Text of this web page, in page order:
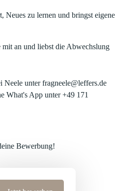
Neues zu lernen und bringst eigene
mit an und liebst die Abwechslung
Neele unter fragneele@leffers.de
What's App unter +49 171
Bewerbung!